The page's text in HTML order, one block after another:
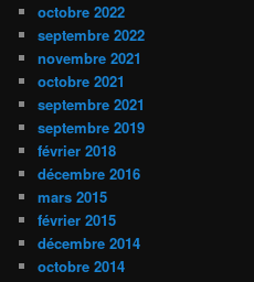
octobre 2022
septembre 2022
novembre 2021
octobre 2021
septembre 2021
septembre 2019
février 2018
décembre 2016
mars 2015
février 2015
décembre 2014
octobre 2014